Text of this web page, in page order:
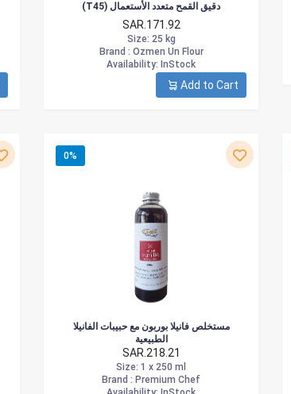
(T45) دقيق القمح متعدد الأستعمال
SAR.171.92
Size: 25 kg
Brand : Ozmen Un Flour
Availability: InStock
Add to Cart
0%
مستخلص فانيلا بوربون مع حبيبات الفانيلا
الطبيعية
SAR.218.21
Size: 1 x 250 ml
Brand : Premium Chef